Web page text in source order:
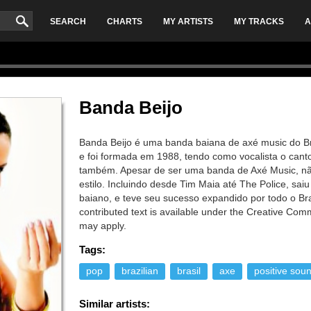
SEARCH CHARTS MY ARTISTS MY TRACKS
Banda Beijo
Banda Beijo é uma banda baiana de axé music do
e foi formada em 1988, tendo como vocalista o
também. Apesar de ser uma banda de Axé Music,
estilo. Incluindo desde Tim Maia até The Police,
baiano, e teve seu sucesso expandido por todo o
contributed text is available under the Creative
may apply.
Tags:
pop brazilian brasil axe positive
Similar artists: